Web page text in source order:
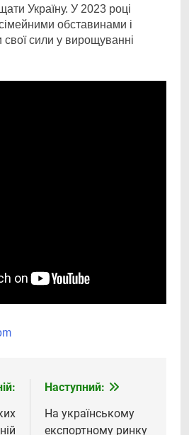
Україну. У 2023 році
обставинами і
сили у вирощуванні
Наступний:
На українському
експортному ринку